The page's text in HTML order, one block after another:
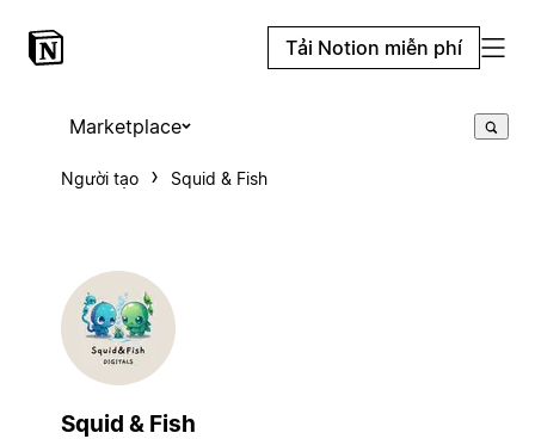
Tải Notion miễn phí
Marketplace
Người tạo Squid & Fish
Squid & Fish